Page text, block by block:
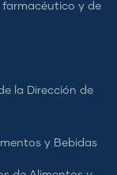
y de
la Dirección de
y Bebidas